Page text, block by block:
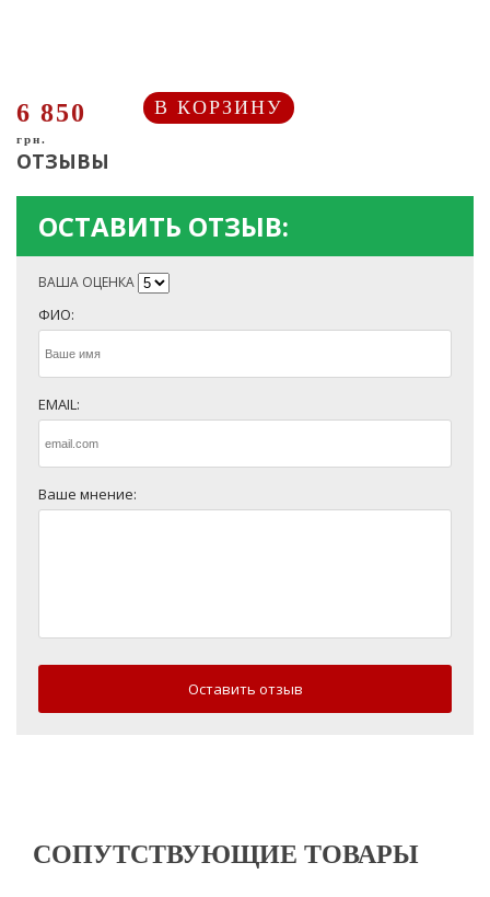
6 850
грн.
В КОРЗИНУ
ОТЗЫВЫ
ОСТАВИТЬ ОТЗЫВ:
ВАША ОЦЕНКА
ФИО:
EMAIL:
Ваше мнение:
Оставить отзыв
СОПУТСТВУЮЩИЕ ТОВАРЫ